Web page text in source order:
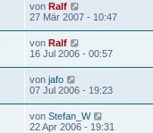
von Ralf
27 Mär 2007 - 10:47
von Ralf
16 Jul 2006 - 00:57
von jafo
07 Jul 2006 - 19:23
von Stefan_W
22 Apr 2006 - 19:31